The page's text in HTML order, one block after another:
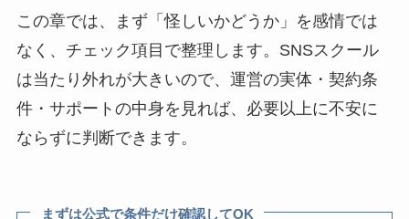
この章では、まず「怪しいかどうか」を感情では
なく、チェック項目で整理します。SNSスクール
は当たり外れが大きいので、運営の実体・契約条
件・サポートの中身を見れば、必要以上に不安に
ならずに判断できます。
まずは公式で条件だけ確認してOK